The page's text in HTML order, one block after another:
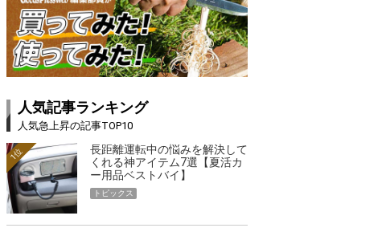
人気記事ランキング
人気急上昇の記事TOP10
長距離運転中の悩みを解決して
くれる神アイテム7選【夏活カ
ー用品ベストバイ】
1位
トピックス